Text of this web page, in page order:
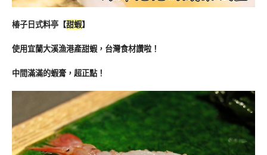
椿子日式料亭 【甜蝦】
使用宜蘭大溪漁港產甜蝦，台灣食材讚啦！
中間滿滿的蝦膏，超正點！